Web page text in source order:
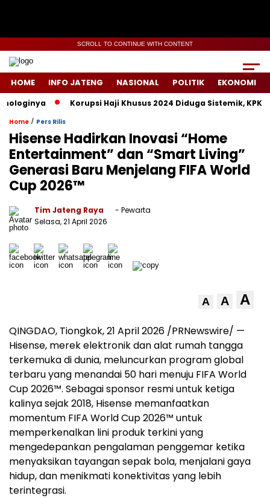
SCROLL TO CONTINUE WITH CONTENT
HOME INFO JATENG NASIONAL POLITIK EKONOMI
Korupsi Haji Khusus 2024 Diduga Sistemik, KPK
Home / Pers Rilis
Hisense Hadirkan Inovasi “Home
Entertainment” dan “Smart Living”
Generasi Baru Menjelang FIFA World
Cup 2026™
Tim Jateng Raya
- Pewarta
Selasa, 21 April 2026
A A A
QINGDAO, Tiongkok, 21 April 2026 /PRNewswire/ —
Hisense, merek elektronik dan alat rumah tangga
terkemuka di dunia, meluncurkan program global
terbaru yang menandai 50 hari menuju FIFA World
Cup 2026™. Sebagai sponsor resmi untuk ketiga
kalinya sejak 2018, Hisense memanfaatkan
momentum FIFA World Cup 2026™ untuk
memperkenalkan lini produk terkini yang
mengedepankan pengalaman penggemar ketika
menyaksikan tayangan sepak bola, menjalani gaya
hidup, dan menikmati konektivitas yang lebih
terintegrasi.